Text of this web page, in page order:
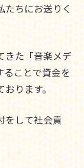
ちにお送りく
きた「音楽メデ
ることで資金を
ります。
をして社会貢